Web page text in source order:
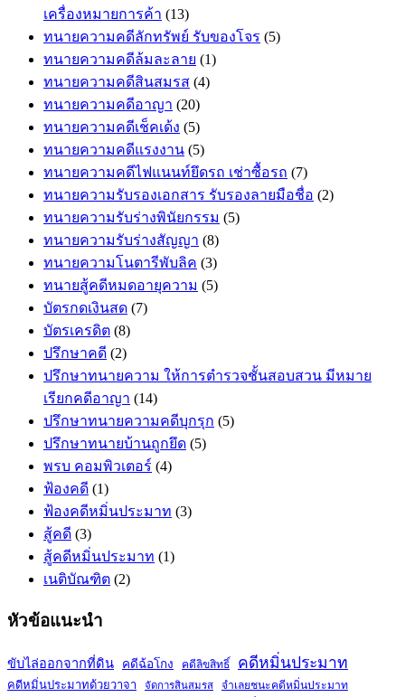
เครื่องหมายการค้า (13)
ทนายความคดีลักทรัพย์ รับของโจร (5)
ทนายความคดีล้มละลาย (1)
ทนายความคดีสินสมรส (4)
ทนายความคดีอาญา (20)
ทนายความคดีเช็คเด้ง (5)
ทนายความคดีแรงงาน (5)
ทนายความคดีไฟแนนท์ยึดรถ เช่าซื้อรถ (7)
ทนายความรับรองเอกสาร รับรองลายมือชื่อ (2)
ทนายความรับร่างพินัยกรรม (5)
ทนายความรับร่างสัญญา (8)
ทนายความโนตารีพับลิค (3)
ทนายสู้คดีหมดอายุความ (5)
บัตรกดเงินสด (7)
บัตรเครดิต (8)
ปรึกษาคดี (2)
ปรึกษาทนายความ ให้การตำรวจชั้นสอบสวน มีหมาย
เรียกคดีอาญา (14)
ปรึกษาทนายความคดีบุกรุก (5)
ปรึกษาทนายบ้านถูกยึด (5)
พรบ คอมพิวเตอร์ (4)
ฟ้องคดี (1)
ฟ้องคดีหมิ่นประมาท (3)
สู้คดี (3)
สู้คดีหมิ่นประมาท (1)
เนติบัณฑิต (2)
หัวข้อแนะนำ
ขับไล่ออกจากที่ดิน คดีฉ้อโกง คดีลิขสิทธิ์ คดีหมิ่นประมาท
คดีหมิ่นประมาทด้วยวาจา จัดการสินสมรส จำเลยชนะคดีหมิ่นประมาท